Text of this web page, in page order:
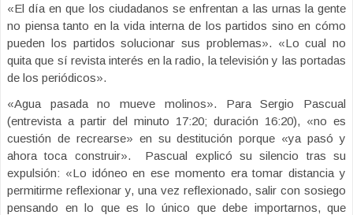
«El día en que los ciudadanos se enfrentan a las urnas la gente
no piensa tanto en la vida interna de los partidos sino en cómo
pueden los partidos solucionar sus problemas». «Lo cual no
quita que sí revista interés en la radio, la televisión y las portadas
de los periódicos».
«Agua pasada no mueve molinos». Para Sergio Pascual
(entrevista a partir del minuto 17:20; duración 16:20), «no es
cuestión de recrearse» en su destitución porque «ya pasó y
ahora toca construir». Pascual explicó su silencio tras su
expulsión: «Lo idóneo en ese momento era tomar distancia y
permitirme reflexionar y, una vez reflexionado, salir con sosiego
pensando en lo que es lo único que debe importarnos, que